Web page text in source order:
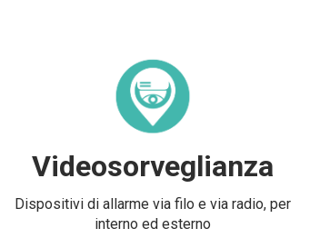
Videosorveglianza
Dispositivi di allarme via filo e via radio, per
interno ed esterno